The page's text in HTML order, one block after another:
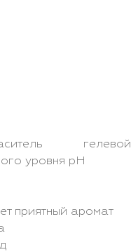
гелевой
уровня pH
приятный аромат